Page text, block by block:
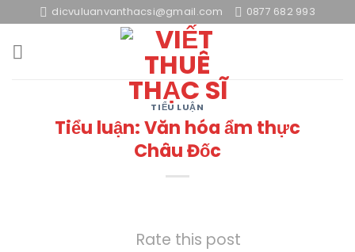
to
content
dicvuluanvanthacsi@gmail.com 0877 682 993
TIỂU LUẬN
Tiểu luận: Văn hóa ẩm thực
Châu Đốc
Rate this post